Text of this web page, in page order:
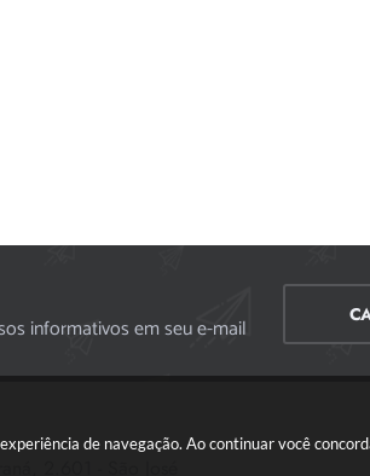
de navegação. Ao continuar você
informativos em seu e-mail